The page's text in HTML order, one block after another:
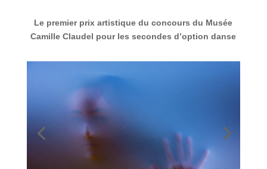
Le premier prix artistique du concours du Musée
Camille Claudel pour les secondes d’option danse